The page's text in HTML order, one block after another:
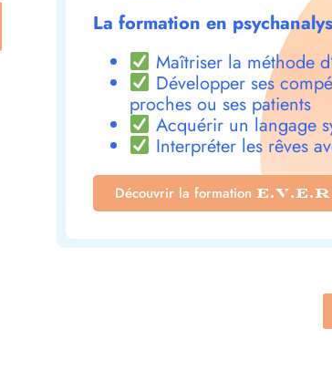
La formation en
Maîtriser la méthode
Développer ses
proches ou ses patients
Acquérir un langage
Interpréter les rêves
Découvrir la formation E.V.E.R